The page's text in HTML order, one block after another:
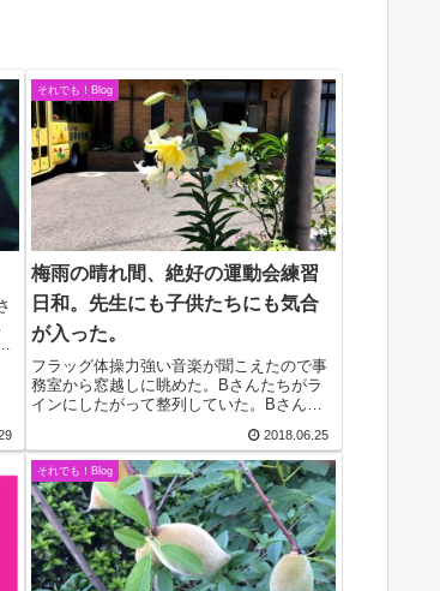
それでも！Blog
梅雨の晴れ間、絶好の運動会練習
日和。先生にも子供たちにも気合
が入った。
フラッグ体操力強い音楽が聞こえたので事
務室から窓越しに眺めた。Bさんたちがラ
インにしたがって整列していた。Bさんと
ちで、いわゆる年中組の子供たちのこと。
ちなみに、モンテッソーリの幼稚園では、
年齢の高い...
2018.06.25
それでも！Blog